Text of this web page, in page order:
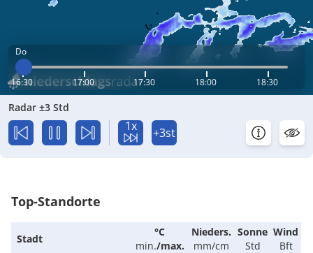
Do
16:30 17:00 17:30 18:00 18:30
Radar ±3 Std
1x +3st
Top-Standorte
Stadt
°C
min./max.
Nieders.
mm/cm
Sonne
Std
Wind
Bft